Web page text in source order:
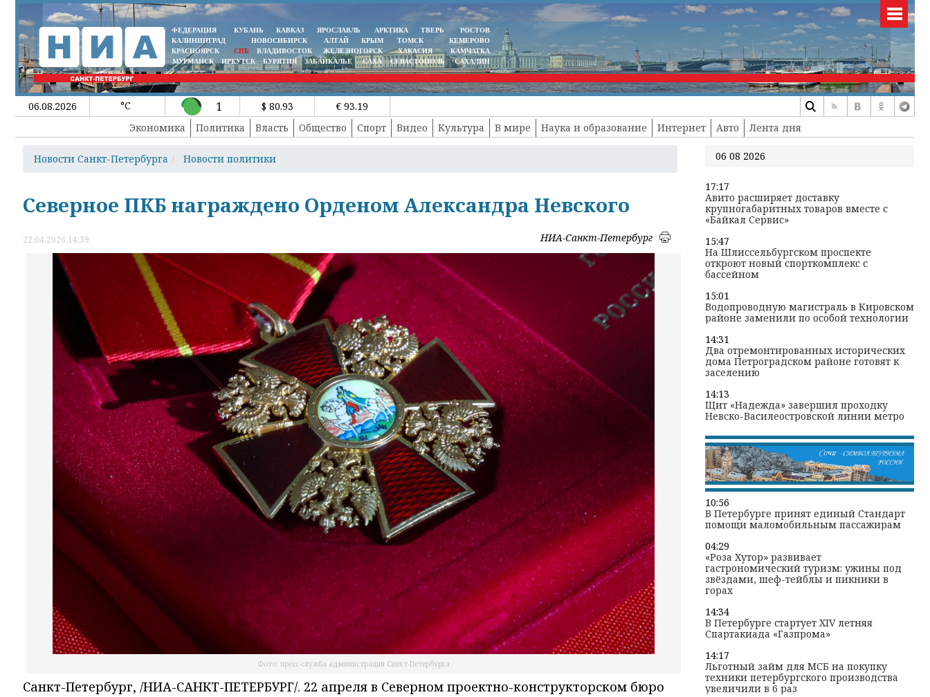
ФЕДЕРАЦИЯ КУБАНЬ КАВКАЗ ЯРОСЛАВЛЬ АРКТИКА ТВЕРЬ
РОСТОВ
КАЛИНИНГРАД
НОВОСИБИРСК АЛТАЙ КРЫМ ТОМСК
КЕМЕРОВО
КРАСНОЯРСК
СПБ ВЛАДИВОСТОК ЖЕЛЕЗНОГОРСК ХАКАСИЯ
КАМЧАТКА
МУРМАНСК
ИРКУТСК БУРЯТИЯ ЗАБАЙКАЛЬЕ САХА СЕВАСТОПОЛЬ САХАЛИН
06.08.2026 °C 1 $ 80.93
€ 93.19
Экономика
Политика Власть Общество Спорт Видео Культура В мире Наука и образование Интернет Авто Лента дня
Новости Санкт-Петербурга Новости политики
Северное ПКБ награждено Орденом Александра Невского
22.04.2026 14:39 НИА-Санкт-Петербург
Фото: пресс-служба администрации Санкт-Петербурга
Санкт-Петербург, /НИА-САНКТ-ПЕТЕРБУРГ/. 22 апреля в Северном проектно-конструкторском бюро
06 08 2026
17:17
Авито расширяет доставку
крупногабаритных товаров вместе с
«Байкал Сервис»
15:47
На Шлиссельбургском проспекте
откроют новый спорткомплекс с
бассейном
15:01
Водопроводную магистраль в Кировском
районе заменили по особой технологии
14:31
Два отремонтированных исторических
дома Петроградском районе готовят к
заселению
14:13
Щит «Надежда» завершил проходку
Невско-Василеостровской линии метро
10:56
В Петербурге принят единый Стандарт
помощи маломобильным пассажирам
04:29
«Роза Хутор» развивает
гастрономический туризм: ужины под
звёздами, шеф-тейблы и пикники в
горах
14:34
В Петербурге стартует XIV летняя
Спартакиада «Газпрома»
14:17
Льготный займ для МСБ на покупку
техники петербургского производства
увеличили в 6 раз